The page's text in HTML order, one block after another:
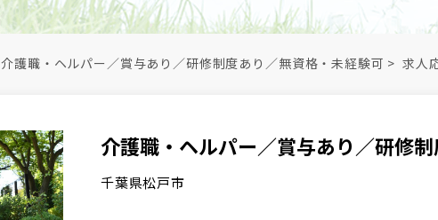
介護職・ヘルパー／賞与あり／研修制度あり／無資格・未経験可 > 求人
介護職・ヘルパー／賞与あり／研修
千葉県松戸市